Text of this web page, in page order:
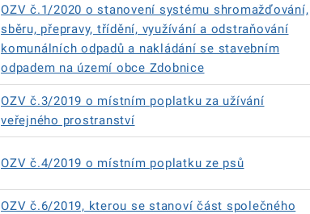
OZV č.1/2020 o stanovení systému shromažďování,
sběru, přepravy, třídění, využívání a odstraňování
komunálních odpadů a nakládání se stavebním
odpadem na území obce Zdobnice
OZV č.3/2019 o místním poplatku za užívání
veřejného prostranství
OZV č.4/2019 o místním poplatku ze psů
OZV č.6/2019, kterou se stanoví část společného